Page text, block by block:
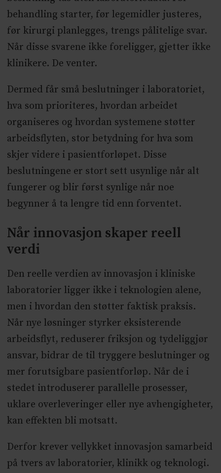
behandling starter, før legemidler justeres,
før kirurgi planlegges, trengs pålitelige svar.
Når disse svarene ikke foreligger, gjetter ikke
klinikere. De venter.
Dermed får små beslutninger i laboratoriet,
hva som prioriteres, hvordan arbeidet
organiseres og hvordan systemene støtter
arbeidsflyten, stor betydning for hva som
skjer videre i pasientforløpet. Disse
beslutningene er stort sett usynlige når alt
fungerer og blir først synlige når noe
begynner å ta lengre tid enn forventet.
Når innovasjon skaper reell
verdi
Den reelle verdien av innovasjon i kliniske
laboratorier ligger ikke i teknologien alene,
men i hvordan den støtter faktisk praksis.
Når nye løsninger styrker eksisterende
arbeidsflyt, reduserer friksjon og tydeliggjør
ansvar, bidrar de til tryggere beslutninger og
mer forutsigbare pasientforløp. Når de i
stedet introduserer parallelle prosesser,
uklare overleveringer eller nye avhengigheter,
kan effekten bli motsatt.
Derfor krever vellykket innovasjon samarbeid
på tvers av laboratorier, klinikk og teknologi.